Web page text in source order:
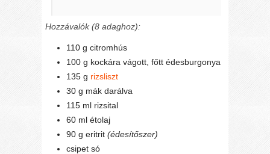
Hozzávalók (8 adaghoz):
110 g citromhús
100 g kockára vágott, főtt édesburgonya
135 g rizsliszt
30 g mák darálva
115 ml rizsital
60 ml étolaj
90 g eritrit(édesítőszer)
csipet só